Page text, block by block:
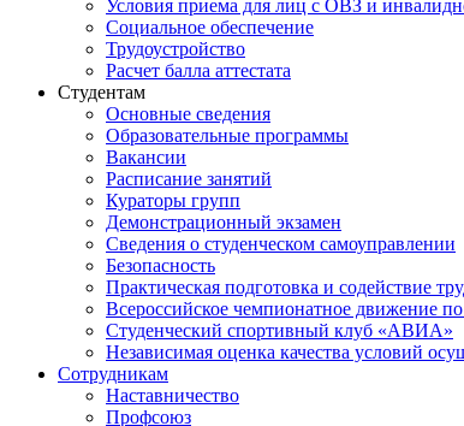
Условия приема для лиц с ОВЗ и
Социальное обеспечение
Трудоустройство
Расчет балла аттестата
Студентам
Основные сведения
Образовательные программы
Вакансии
Расписание занятий
Кураторы групп
Демонстрационный экзамен
Сведения о студенческом самоуправлении
Безопасность
Практическая подготовка и содействие
Всероссийское чемпионатное движение
Студенческий спортивный клуб «АВИА»
Независимая оценка качества условий
Сотрудникам
Наставничество
Профсоюз